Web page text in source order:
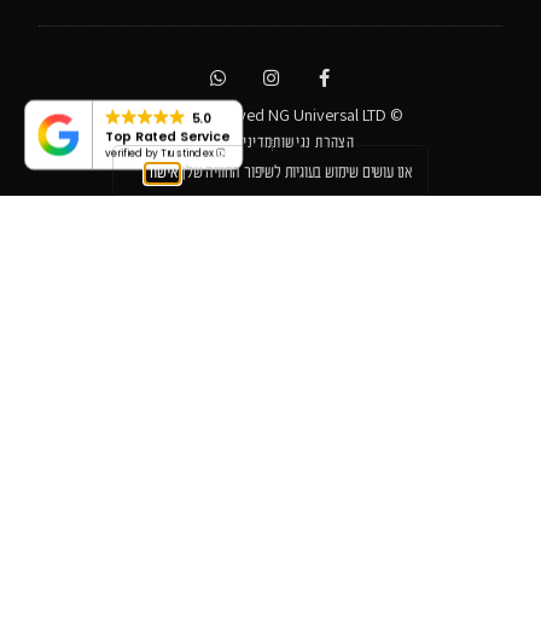
© All rights reserved NG Universal LTD
הצהרת נגישותמדיניות פרטיות
5.0
Top Rated Service
verified by Trustindex
אנו עושים שימוש בעוגיות לשיפור החוויה שלך אישור